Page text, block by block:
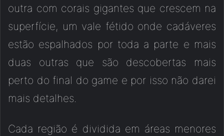
outra com corais gigantes que crescem na
superfície, um vale fétido onde cadáveres
estão espalhados por toda a parte e mais
duas outras que são descobertas mais
perto do final do game e por isso não darei
mais detalhes.
Cada região é dividida em áreas menores